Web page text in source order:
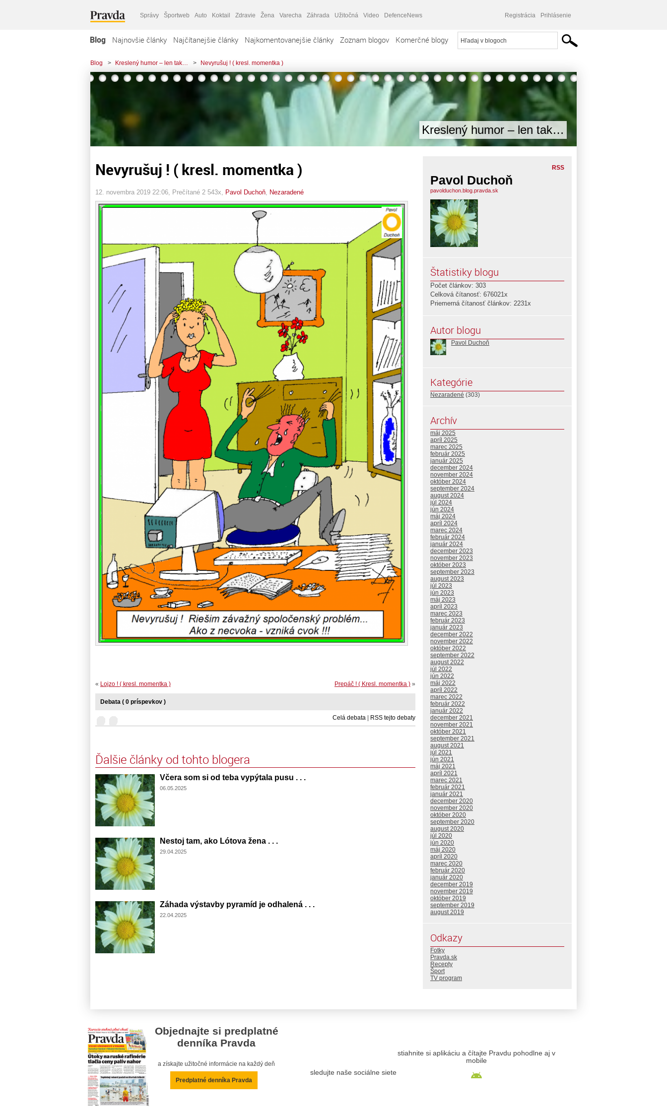
Správy Športweb Auto Koktail Zdravie Žena Varecha Záhrada Užitočná Video DefenceNews Registrácia Prihlásenie
Blog Najnovšie články Najčítanejšie články Najkomentovanejšie články Zoznam blogov Komerčné blogy
Blog > Kreslený humor – len tak… > Nevyrušuj ! ( kresl. momentka )
Kreslený humor – len tak…
Nevyrušuj ! ( kresl. momentka )
12. novembra 2019 22:06 , Prečítané 2 543x, Pavol Duchoň Nezaradené
Prepáč ! ( Kresl. momentka ) »
« Lojzo ! ( kresl. momentka )
Debata ( 0 príspevkov )
Celá debata | RSS tejto debaty
Ďalšie články od tohto blogera
Včera som si od teba vypýtala pusu . . .
06.05.2025
Nestoj tam, ako Lótova žena . . .
29.04.2025
Záhada výstavby pyramíd je odhalená . . .
22.04.2025
RSS
Pavol Duchoň
pavolduchon.blog.pravda.sk
Štatistiky blogu
Počet článkov: 303
Celková čítanosť: 676021x
Priemerná čítanosť článkov: 2231x
Autor blogu
Pavol Duchoň
Kategórie
Nezaradené (303)
Archív
máj 2025
apríl 2025
marec 2025
február 2025
január 2025
december 2024
november 2024
október 2024
september 2024
august 2024
júl 2024
jún 2024
máj 2024
apríl 2024
marec 2024
február 2024
január 2024
december 2023
november 2023
október 2023
september 2023
august 2023
júl 2023
jún 2023
máj 2023
apríl 2023
marec 2023
február 2023
január 2023
december 2022
november 2022
október 2022
september 2022
august 2022
júl 2022
jún 2022
máj 2022
apríl 2022
marec 2022
február 2022
január 2022
december 2021
november 2021
október 2021
september 2021
august 2021
júl 2021
jún 2021
máj 2021
apríl 2021
marec 2021
február 2021
január 2021
december 2020
november 2020
október 2020
september 2020
august 2020
júl 2020
jún 2020
máj 2020
apríl 2020
marec 2020
február 2020
január 2020
december 2019
november 2019
október 2019
september 2019
august 2019
Odkazy
Fotky
Pravda.sk
Recepty
Šport
TV program
Objednajte si predplatné
denníka Pravda
a získajte užitočné informácie na každý deň
Predplatné denníka Pravda
sledujte naše sociálne siete
stiahnite si aplikáciu a čítajte Pravdu pohodlne aj v
mobile